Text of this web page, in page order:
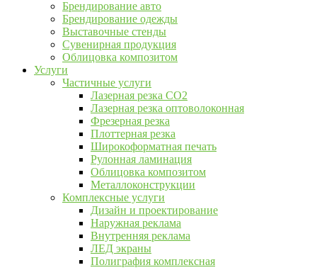
Брендирование авто
Брендирование одежды
Выставочные стенды
Сувенирная продукция
Облицовка композитом
Услуги
Частичные услуги
Лазерная резка CO2
Лазерная резка оптоволоконная
Фрезерная резка
Плоттерная резка
Широкоформатная печать
Рулонная ламинация
Облицовка композитом
Металлоконструкции
Комплексные услуги
Дизайн и проектирование
Наружная реклама
Внутренняя реклама
ЛЕД экраны
Полиграфия комплексная